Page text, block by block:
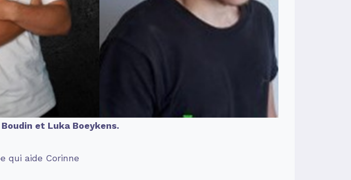
et Luka Boeykens.
qui aide Corinne